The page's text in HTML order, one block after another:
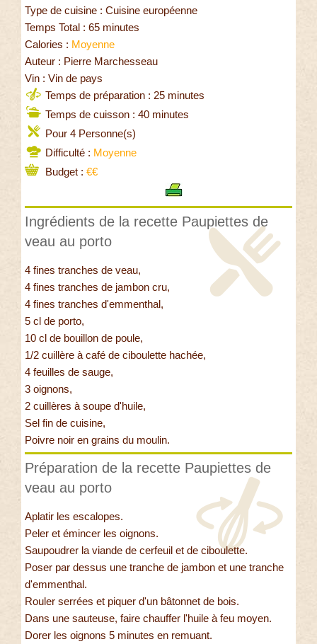
Type de cuisine : Cuisine européenne
Temps Total : 65 minutes
Calories : Moyenne
Auteur : Pierre Marchesseau
Vin : Vin de pays
Temps de préparation : 25 minutes
Temps de cuisson : 40 minutes
Pour 4 Personne(s)
Difficulté : Moyenne
Budget : €€
Ingrédients de la recette Paupiettes de
veau au porto
4 fines tranches de veau,
4 fines tranches de jambon cru,
4 fines tranches d'emmenthal,
5 cl de porto,
10 cl de bouillon de poule,
1/2 cuillère à café de ciboulette hachée,
4 feuilles de sauge,
3 oignons,
2 cuillères à soupe d'huile,
Sel fin de cuisine,
Poivre noir en grains du moulin.
Préparation de la recette Paupiettes de
veau au porto
Aplatir les escalopes.
Peler et émincer les oignons.
Saupoudrer la viande de cerfeuil et de ciboulette.
Poser par dessus une tranche de jambon et une tranche
d'emmenthal.
Rouler serrées et piquer d'un bâtonnet de bois.
Dans une sauteuse, faire chauffer l'huile à feu moyen.
Dorer les oignons 5 minutes en remuant.